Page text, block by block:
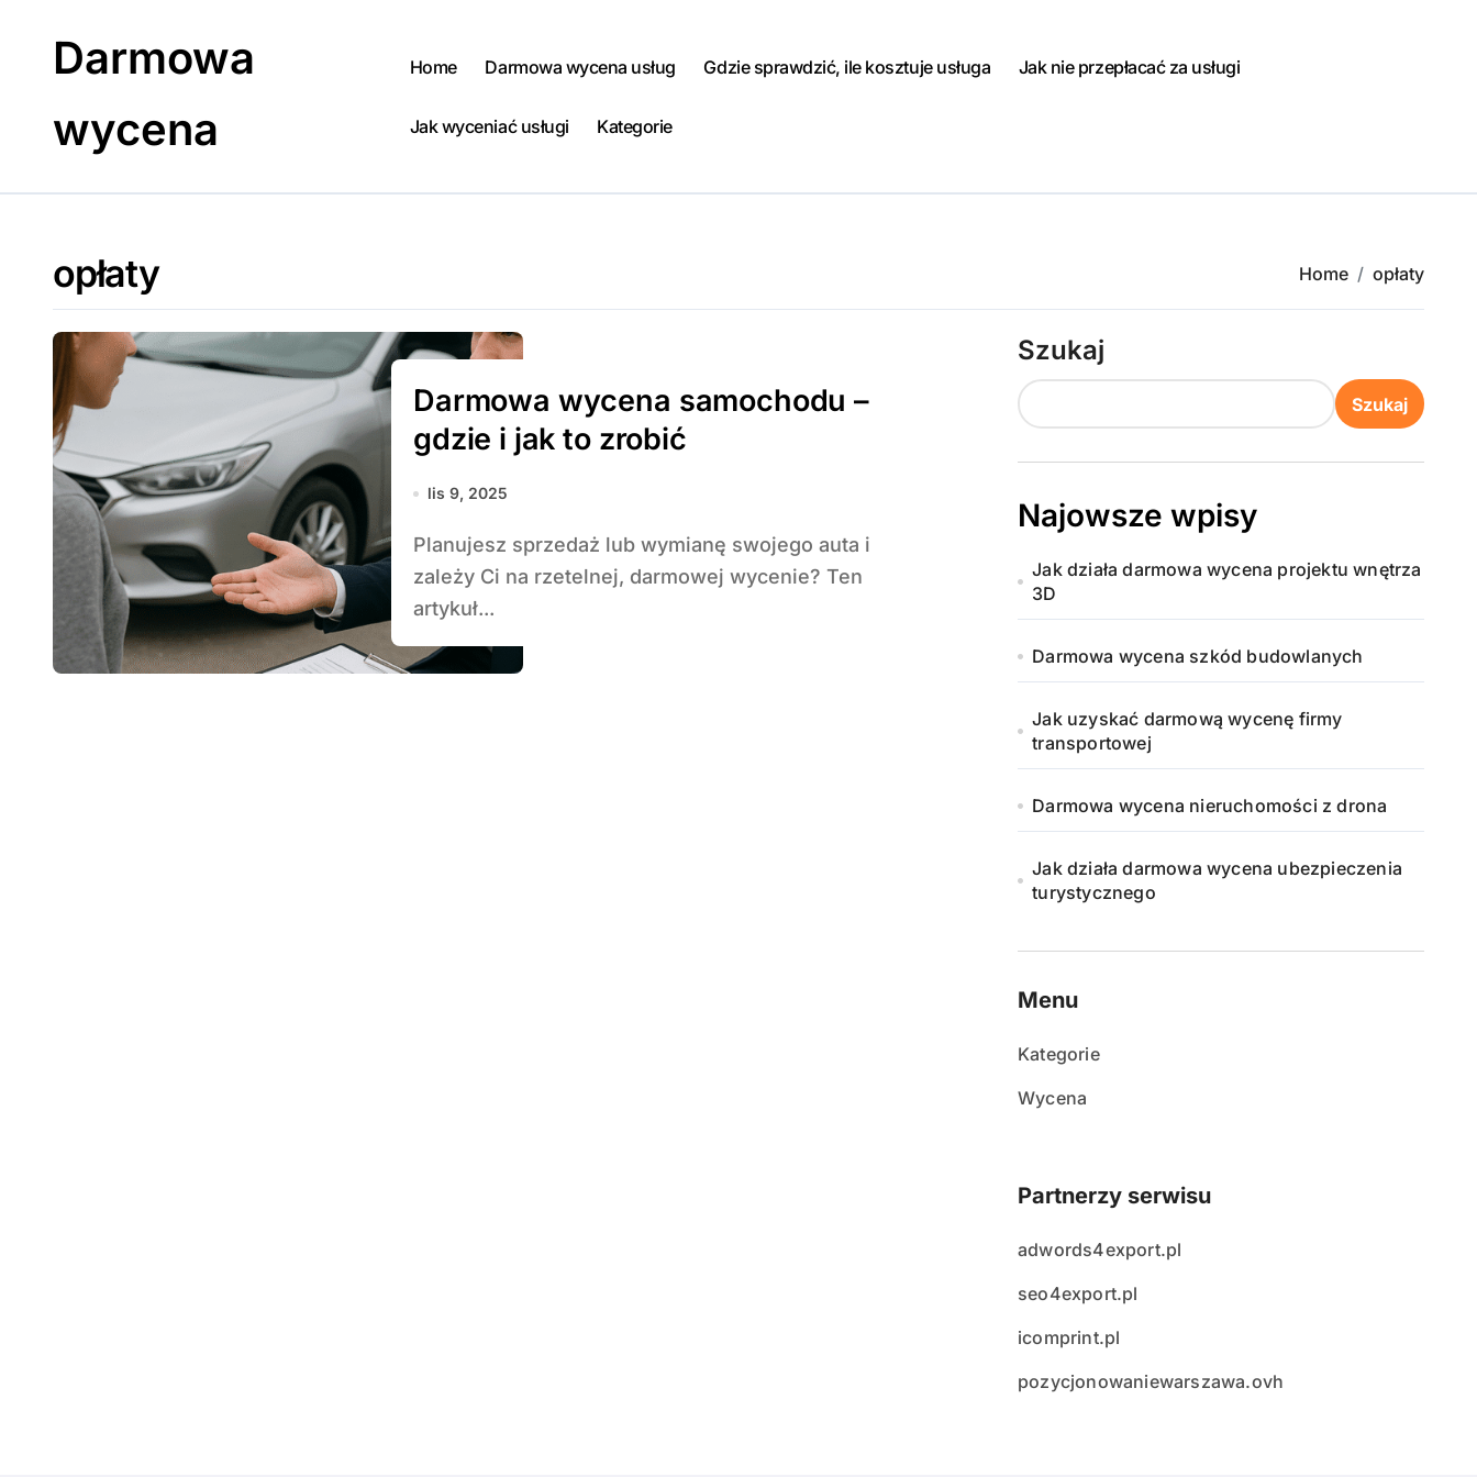
Darmowa
wycena
Home Darmowa wycena usług Gdzie sprawdzić, ile kosztuje usługa Jak nie przepłacać za usługi
Jak wyceniać usługi Kategorie
opłaty Home opłaty
Darmowa wycena samochodu –
gdzie i jak to zrobić
lis 9, 2025
Planujesz sprzedaż lub wymianę swojego auta i
zależy Ci na rzetelnej, darmowej wycenie? Ten
artykuł...
Szukaj
Szukaj
Najowsze wpisy
Jak działa darmowa wycena projektu wnętrza
3D
Darmowa wycena szkód budowlanych
Jak uzyskać darmową wycenę firmy
transportowej
Darmowa wycena nieruchomości z drona
Jak działa darmowa wycena ubezpieczenia
turystycznego
Menu
Kategorie
Wycena
Partnerzy serwisu
adwords4export.pl
seo4export.pl
icomprint.pl
pozycjonowaniewarszawa.ovh